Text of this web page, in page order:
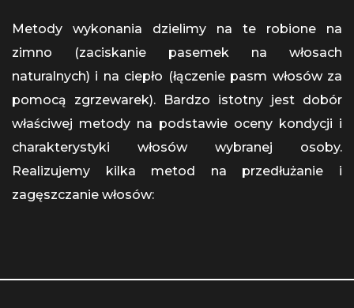
Metody wykonania dzielimy na te robione na
zimno (zaciskanie pasemek na włosach
naturalnych) i na ciepło (łączenie pasm włosów za
pomocą zgrzewarek). Bardzo istotny jest dobór
właściwej metody na podstawie oceny kondycji i
charakterystyki włosów wybranej osoby.
Realizujemy kilka metod na przedłużanie i
zagęszczanie włosów: